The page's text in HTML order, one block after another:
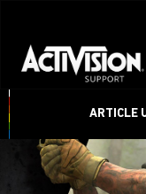
ARTICLE